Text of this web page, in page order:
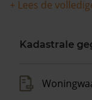
+ Lees de
Kadastrale